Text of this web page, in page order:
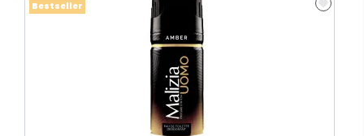
Bestseller